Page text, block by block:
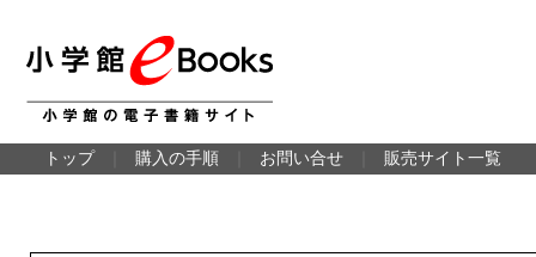
トップ 購入の手順 お問い合せ 販売サイト一覧